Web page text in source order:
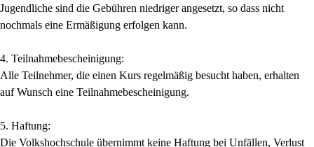
Jugendliche sind die Gebühren niedriger angesetzt, so dass nicht
nochmals eine Ermäßigung erfolgen kann.
4. Teilnahmebescheinigung:
Alle Teilnehmer, die einen Kurs regelmäßig besucht haben, erhalten
auf Wunsch eine Teilnahmebescheinigung.
5. Haftung:
Die Volkshochschule übernimmt keine Haftung bei Unfällen, Verlust